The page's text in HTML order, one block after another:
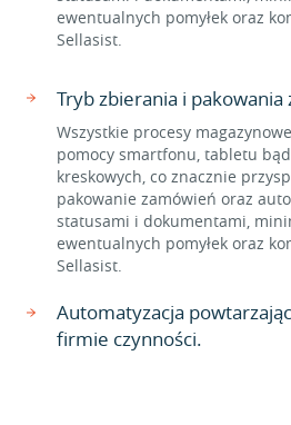
ewentualnych pomyłek oraz
Sellasist.
Tryb zbierania i pakowania
Wszystkie procesy
pomocy smartfonu, tabletu
kreskowych, co znacznie
pakowanie zamówień oraz
statusami i dokumentami,
ewentualnych pomyłek oraz
Sellasist.
Automatyzacja
firmie czynności.